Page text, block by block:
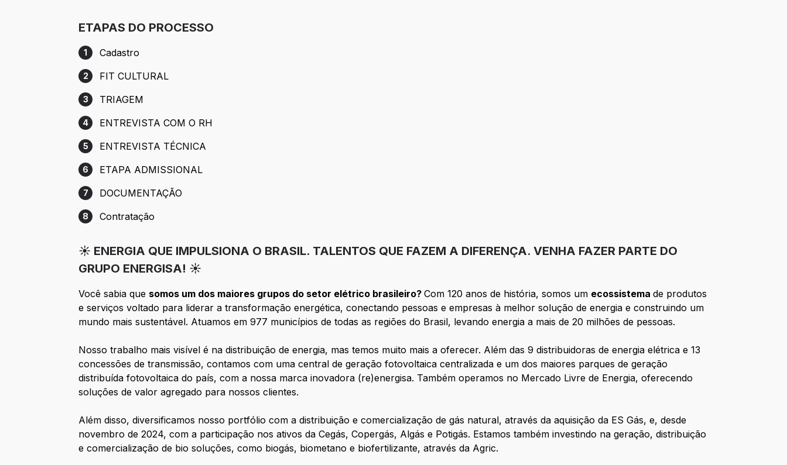
ETAPAS DO PROCESSO
Etapa 1: Cadastro
1 Cadastro
Etapa 2: FIT CULTURAL
2 FIT CULTURAL
Etapa 3: TRIAGEM
3 TRIAGEM
Etapa 4: ENTREVISTA COM O RH
4 ENTREVISTA COM O RH
Etapa 5: ENTREVISTA TÉCNICA
5 ENTREVISTA TÉCNICA
Etapa 6: ETAPA ADMISSIONAL
6 ETAPA ADMISSIONAL
Etapa 7: DOCUMENTAÇÃO
7 DOCUMENTAÇÃO
Etapa 8: Contratação
8 Contratação
☀️ ENERGIA QUE IMPULSIONA O BRASIL. TALENTOS QUE FAZEM A DIFERENÇA. VENHA FAZER PARTE DO
GRUPO ENERGISA! ☀️
Você sabia que somos um dos maiores grupos do setor elétrico brasileiro?Com 120 anos de história, somos um ecossistemade produtos
e serviços voltado para liderar a transformação energética, conectando pessoas e empresas à melhor solução de energia e construindo um
mundo mais sustentável. Atuamos em 977 municípios de todas as regiões do Brasil, levando energia a mais de 20 milhões de pessoas.
Nosso trabalho mais visível é na distribuição de energia, mas temos muito mais a oferecer. Além das 9 distribuidoras de energia elétrica e 13
concessões de transmissão, contamos com uma central de geração fotovoltaica centralizada e um dos maiores parques de geração
distribuída fotovoltaica do país, com a nossa marca inovadora (re)energisa. Também operamos no Mercado Livre de Energia, oferecendo
soluções de valor agregado para nossos clientes.
Além disso, diversificamos nosso portfólio com a distribuição e comercialização de gás natural, através da aquisição da ES Gás, e, desde
novembro de 2024, com a participação nos ativos da Cegás, Copergás, Algás e Potigás. Estamos também investindo na geração, distribuição
e comercialização de bio soluções, como biogás, biometano e biofertilizante, através da Agric.